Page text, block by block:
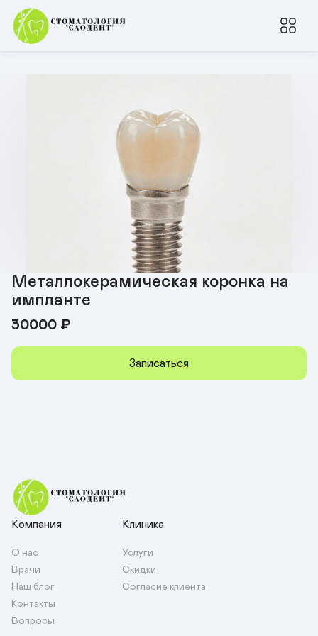
Металлокерамическая коронка на
импланте
30000 ₽
Записаться
Компания
О нас
Врачи
Наш блог
Контакты
Вопросы
Клиника
Услуги
Скидки
Согласие клиента